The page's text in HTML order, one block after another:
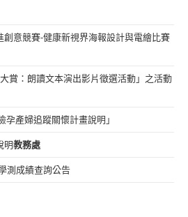
創意競賽-健康新視界海報設計與電繪比賽
賞：朗讀文本演出影片徵選活動」之活動
產婦追蹤關懷計畫說明」
明教務處
測成績查詢公告